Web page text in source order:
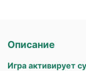
Описание
Игра активирует